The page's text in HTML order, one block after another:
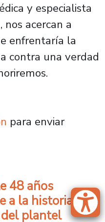
y especialista
acercan a
enfrentaría la
contra una verdad
te imaginas el
para enviar
48 años
a la historia,
plantel